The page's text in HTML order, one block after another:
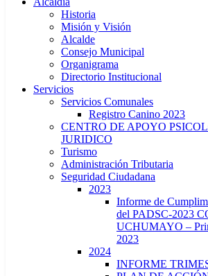
Historia
Misión y Visión
Alcalde
Consejo Municipal
Organigrama
Directorio Institucional
Servicios
Servicios Comunales
Registro Canino 2023
CENTRO DE APOYO
JURIDICO
Turismo
Administración Tributaria
Seguridad Ciudadana
2023
Informe de
del PADSC-2023
UCHUMAYO –
2023
2024
INFORME